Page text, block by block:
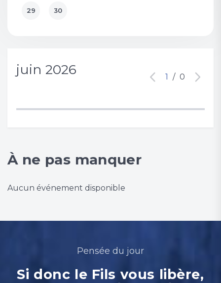
29 30
juin 2026 1 / 0
À ne pas manquer
Aucun événement disponible
Pensée du jour
Si donc le Fils vous libère,